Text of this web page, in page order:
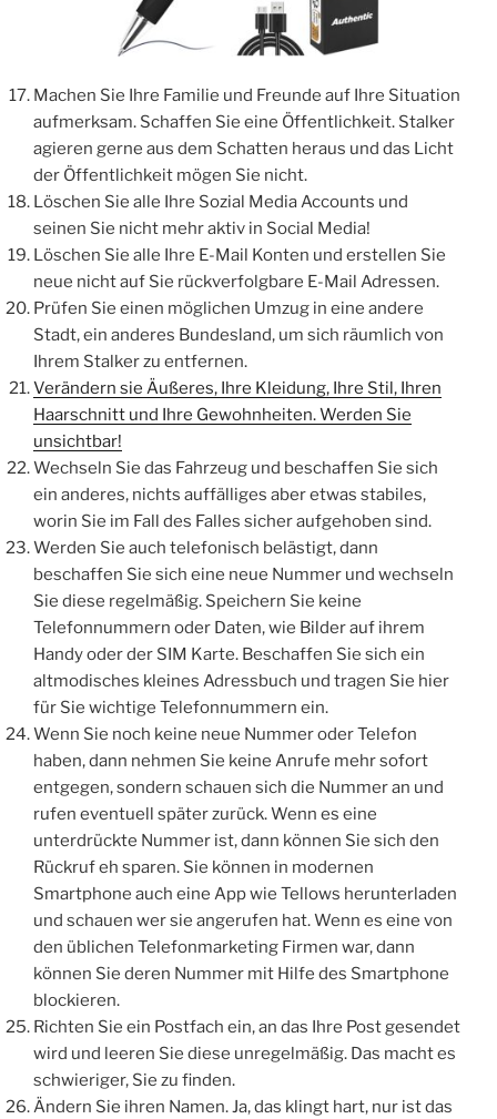
Machen Sie Ihre Familie und Freunde auf Ihre Situation
aufmerksam. Schaffen Sie eine Öffentlichkeit. Stalker
agieren gerne aus dem Schatten heraus und das Licht
der Öffentlichkeit mögen Sie nicht.
Löschen Sie alle Ihre Sozial Media Accounts und
seinen Sie nicht mehr aktiv in Social Media!
Löschen Sie alle Ihre E-Mail Konten und erstellen Sie
neue nicht auf Sie rückverfolgbare E-Mail Adressen.
Prüfen Sie einen möglichen Umzug in eine andere
Stadt, ein anderes Bundesland, um sich räumlich von
Ihrem Stalker zu entfernen.
Verändern sie Äußeres, Ihre Kleidung, Ihre Stil, Ihren
Haarschnitt und Ihre Gewohnheiten. Werden Sie
unsichtbar!
Wechseln Sie das Fahrzeug und beschaffen Sie sich
ein anderes, nichts auffälliges aber etwas stabiles,
worin Sie im Fall des Falles sicher aufgehoben sind.
Werden Sie auch telefonisch belästigt, dann
beschaffen Sie sich eine neue Nummer und wechseln
Sie diese regelmäßig. Speichern Sie keine
Telefonnummern oder Daten, wie Bilder auf ihrem
Handy oder der SIM Karte. Beschaffen Sie sich ein
altmodisches kleines Adressbuch und tragen Sie hier
für Sie wichtige Telefonnummern ein.
Wenn Sie noch keine neue Nummer oder Telefon
haben, dann nehmen Sie keine Anrufe mehr sofort
entgegen, sondern schauen sich die Nummer an und
rufen eventuell später zurück. Wenn es eine
unterdrückte Nummer ist, dann können Sie sich den
Rückruf eh sparen. Sie können in modernen
Smartphone auch eine App wie Tellows herunterladen
und schauen wer sie angerufen hat. Wenn es eine von
den üblichen Telefonmarketing Firmen war, dann
können Sie deren Nummer mit Hilfe des Smartphone
blockieren.
Richten Sie ein Postfach ein, an das Ihre Post gesendet
wird und leeren Sie diese unregelmäßig. Das macht es
schwieriger, Sie zu finden.
Ändern Sie ihren Namen. Ja, das klingt hart, nur ist das